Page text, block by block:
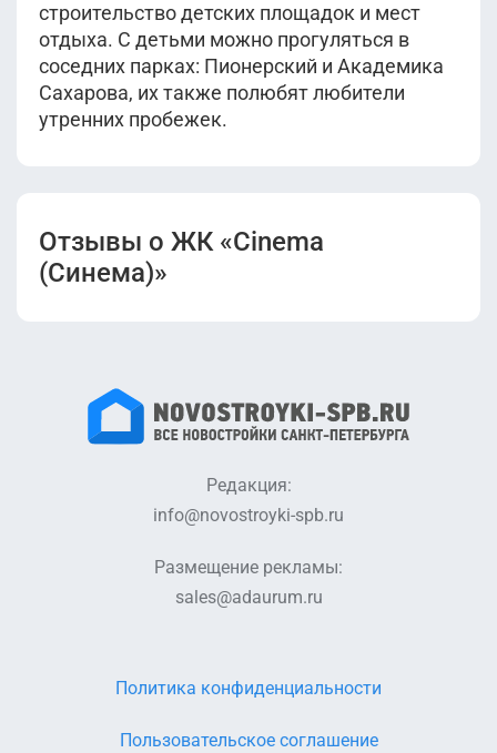
строительство детских площадок и мест
отдыха. С детьми можно прогуляться в
соседних парках: Пионерский и Академика
Сахарова, их также полюбят любители
утренних пробежек.
Отзывы о ЖК «Cinema
(Синема)»
Редакция:
info@novostroyki-spb.ru
Размещение рекламы:
sales@adaurum.ru
Пользовательское соглашение
Политика конфиденциальности